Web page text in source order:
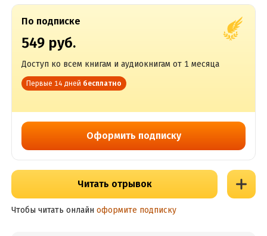
По подписке
549 руб.
Доступ ко всем книгам и аудиокнигам от 1 месяца
Первые 14 дней бесплатно
Оформить подписку
Читать отрывок
Чтобы читать онлайн оформите подписку